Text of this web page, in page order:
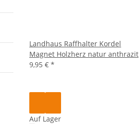
Landhaus Raffhalter Kordel
Magnet Holzherz natur anthrazit
9,95 € *
Auf Lager